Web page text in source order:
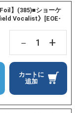
】(385)■ショーケ
Vocalist》[EOE-
－ +
カートに
追加